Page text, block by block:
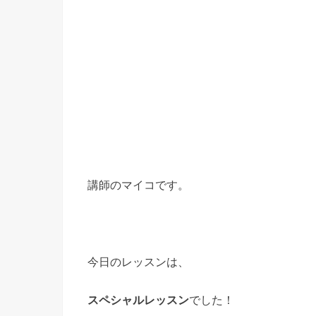
講師のマイコです。
今日のレッスンは、
スペシャルレッスンでした！